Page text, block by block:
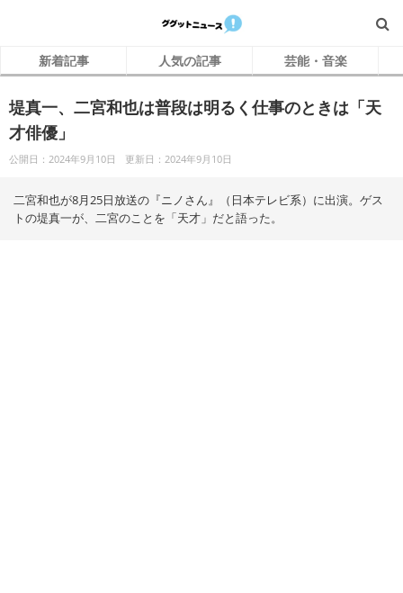
新着記事 人気の記事 芸能・音楽
堤真一、二宮和也は普段は明るく仕事のときは「天
才俳優」
公開日：2024年9月10日 更新日：2024年9月10日
二宮和也が8月25日放送の『ニノさん』（日本テレビ系）に出演。ゲス
トの堤真一が、二宮のことを「天才」だと語った。